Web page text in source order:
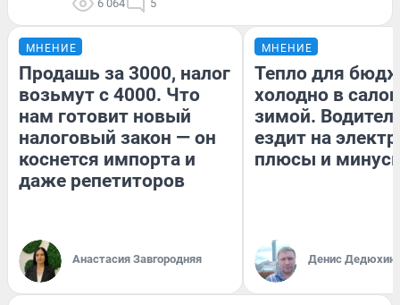
6 064 5
МНЕНИЕ
Продашь за 3000, налог
возьмут с 4000. Что
нам готовит новый
налоговый закон — он
коснется импорта и
даже репетиторов
Анастасия Завгородняя
МНЕНИЕ
Тепло для
холодно в
зимой.
ездит на
плюсы и
Денис Дедюхин